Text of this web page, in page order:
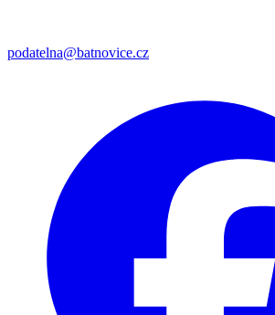
podatelna@batnovice.cz